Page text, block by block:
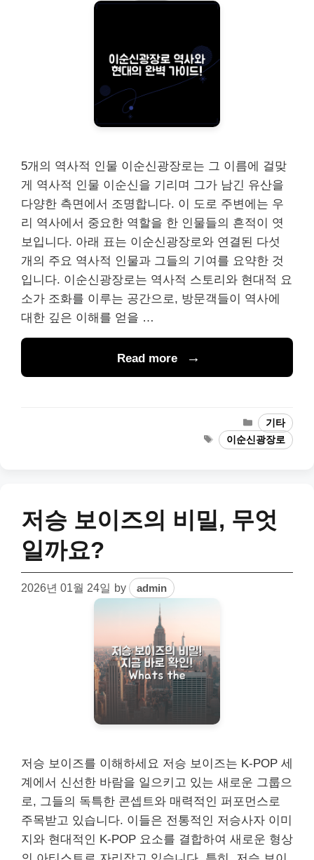
5개의 역사적 인물 이순신광장로는 그 이름에 걸맞
게 역사적 인물 이순신을 기리며 그가 남긴 유산을
다양한 측면에서 조명합니다. 이 도로 주변에는 우
리 역사에서 중요한 역할을 한 인물들의 흔적이 엿
보입니다. 아래 표는 이순신광장로와 연결된 다섯
개의 주요 역사적 인물과 그들의 기여를 요약한 것
입니다. 이순신광장로는 역사적 스토리와 현대적 요
소가 조화를 이루는 공간으로, 방문객들이 역사에
대한 깊은 이해를 얻을 …
Read more
Categories
기타
Tags이순신광장로
저승 보이즈의 비밀, 무엇
일까요?
2026년 01월 24일 by admin
저승 보이즈를 이해하세요 저승 보이즈는 K-POP 세
계에서 신선한 바람을 일으키고 있는 새로운 그룹으
로, 그들의 독특한 콘셉트와 매력적인 퍼포먼스로
주목받고 있습니다. 이들은 전통적인 저승사자 이미
지와 현대적인 K-POP 요소를 결합하여 새로운 형상